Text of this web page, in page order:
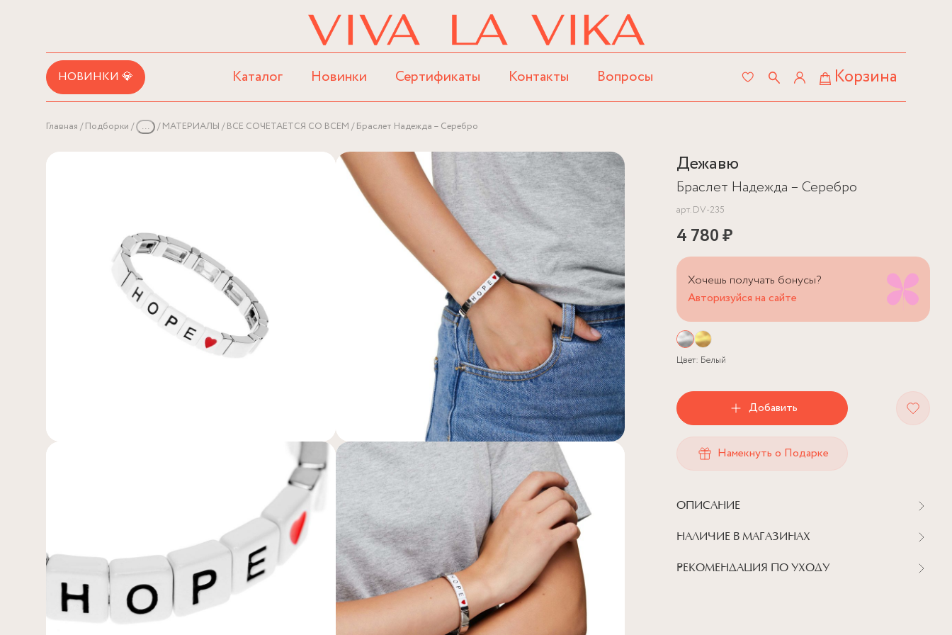
НОВИНКИ 💎 Каталог Новинки Сертификаты Контакты Вопросы Корзина
Главная Подборки ... МАТЕРИАЛЫ ВСЕ СОЧЕТАЕТСЯ СО ВСЕМ Браслет Надежда – Серебро
Дежавю
Браслет Надежда – Серебро
арт.DV-235
4 780 ₽
Хочешь получать бонусы?
Авторизуйся на сайте
Цвет: Белый
Добавить
Намекнуть о Подарке
ОПИСАНИЕ
НАЛИЧИЕ В МАГАЗИНАХ
РЕКОМЕНДАЦИЯ ПО УХОДУ